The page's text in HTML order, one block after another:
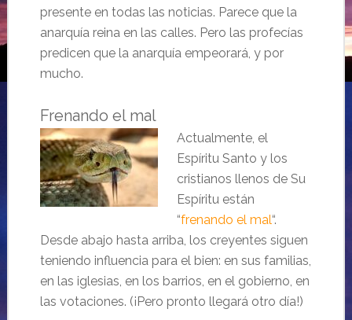
presente en todas las noticias. Parece que la
anarquía reina en las calles. Pero las profecías
predicen que la anarquía empeorará, y por
mucho.
Frenando el mal
Actualmente, el
Espíritu Santo y los
cristianos llenos de Su
Espíritu están
“frenando el mal“.
Desde abajo hasta arriba, los creyentes siguen
teniendo influencia para el bien: en sus familias,
en las iglesias, en los barrios, en el gobierno, en
las votaciones. (¡Pero pronto llegará otro día!)